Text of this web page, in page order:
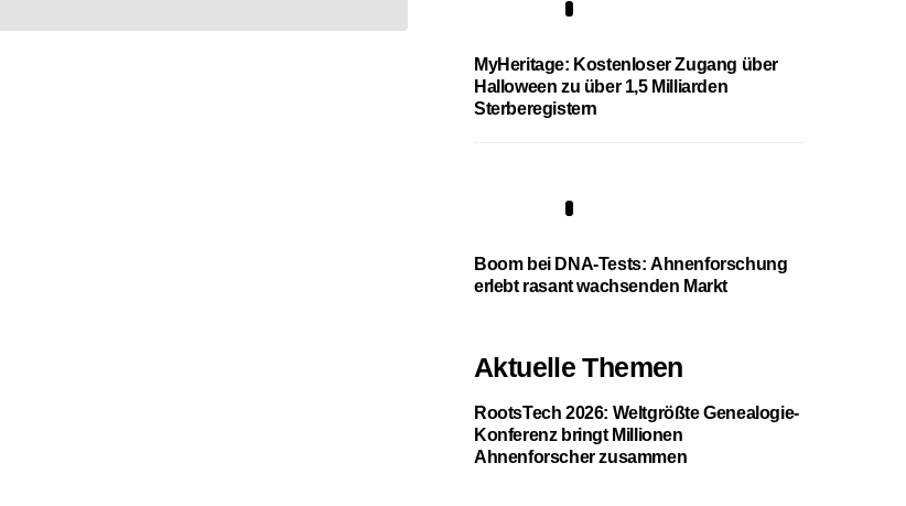
MyHeritage: Kostenloser Zugang über
Halloween zu über 1,5 Milliarden
Sterberegistern
Boom bei DNA-Tests: Ahnenforschung
erlebt rasant wachsenden Markt
Aktuelle Themen
RootsTech 2026: Weltgrößte Genealogie-
Konferenz bringt Millionen
Ahnenforscher zusammen